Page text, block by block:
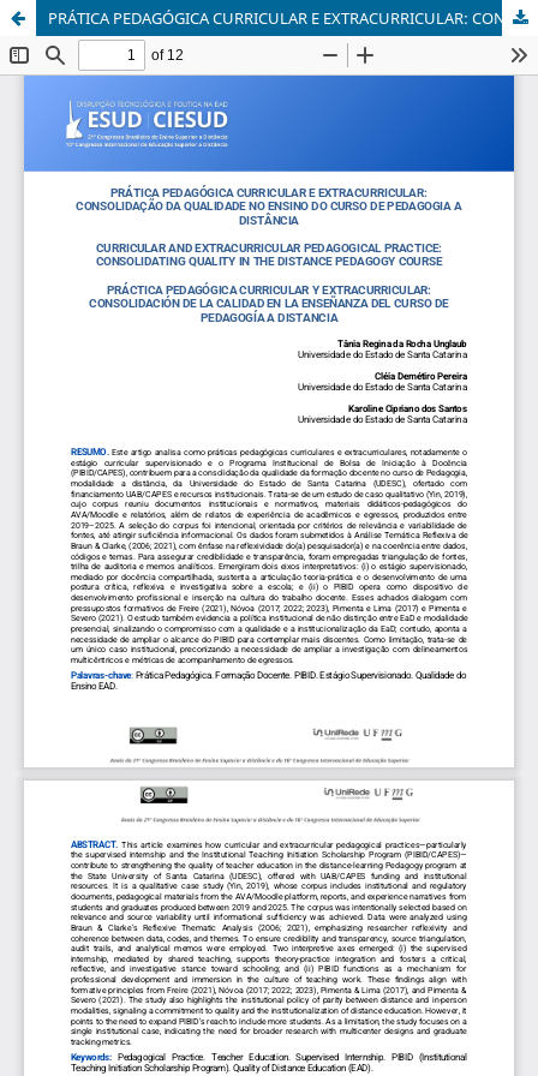
PRÁTICA PEDAGÓGICA CURRICULAR E EXTRACURRICULAR: CONSOLIDAÇÃO DA QUALIDADE NO ENSINO DO CURSO DE PEDAGOGIA A DISTÂNCIA